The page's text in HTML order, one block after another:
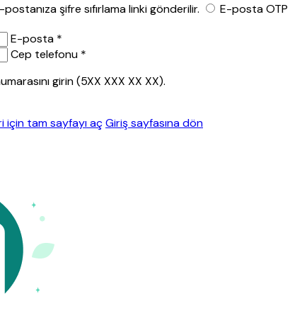
postanıza şifre sıfırlama linki gönderilir. E-posta OTP
E-posta *
Cep telefonu *
girin (5XX XXX XX XX).
için tam sayfayı açGiriş sayfasına dön